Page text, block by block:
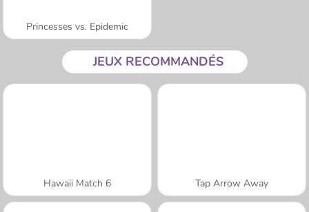
Princesses vs. Epidemic
JEUX RECOMMANDÉS
Hawaii Match 6 Tap Arrow Away